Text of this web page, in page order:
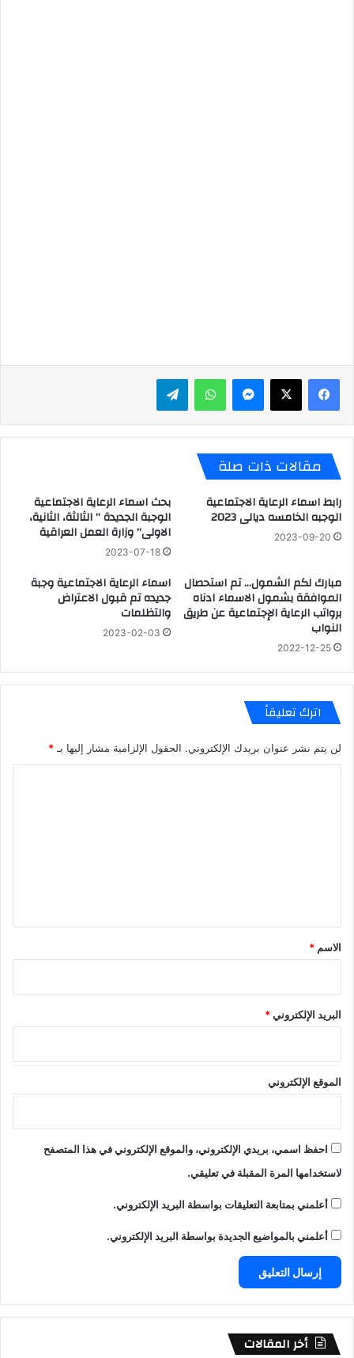
ماسنجر واتساب تيلقرام
مقالات ذات صلة
رابط اسماء الرعاية الاجتماعية
الوجبه الخامسه ديالى 2023
2023-09-20
بحث اسماء الرعاية الاجتماعية
الوجبة الجديدة ” الثالثة، الثانية،
الاولى” وزارة العمل العراقية
2023-07-18
مبارك لكم الشمول… تم استحصال
الموافقة بشمول الاسماء ادناه
برواتب الرعاية الإجتماعية عن طريق
النواب
2022-12-25
اسماء الرعاية الاجتماعية وجبة
جديده تم قبول الاعتراض
والتظلمات
2023-02-03
اترك تعليقاً
لن يتم نشر عنوان بريدك الإلكتروني. الحقول الإلزامية مشار إليها بـ *
*
الاسم *
البريد الإلكتروني*
الموقع الإلكتروني
احفظ اسمي، بريدي الإلكتروني، والموقع الإلكتروني في هذا المتصفح
لاستخدامها المرة المقبلة في تعليقي.
أعلمني بمتابعة التعليقات بواسطة البريد الإلكتروني.
أعلمني بالمواضيع الجديدة بواسطة البريد الإلكتروني.
أخر المقالات